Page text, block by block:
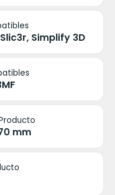
Simplify 3D
mm